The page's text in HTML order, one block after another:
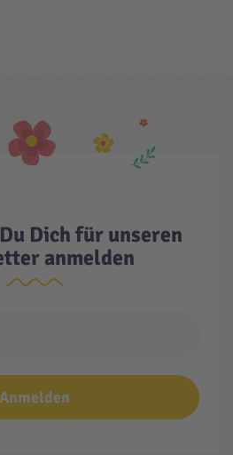
Dich für unseren
anmelden
Anmelden